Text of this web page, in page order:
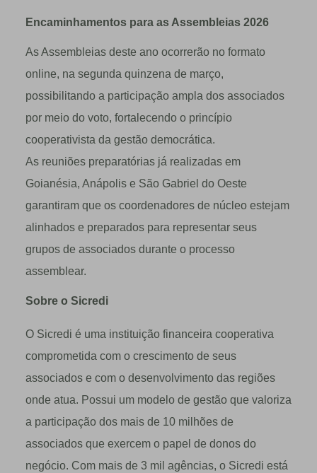
Encaminhamentos para as Assembleias 2026
As Assembleias deste ano ocorrerão no formato
online, na segunda quinzena de março,
possibilitando a participação ampla dos associados
por meio do voto, fortalecendo o princípio
cooperativista da gestão democrática.
As reuniões preparatórias já realizadas em
Goianésia, Anápolis e São Gabriel do Oeste
garantiram que os coordenadores de núcleo estejam
alinhados e preparados para representar seus
grupos de associados durante o processo
assemblear.
Sobre o Sicredi
O Sicredi é uma instituição financeira cooperativa
comprometida com o crescimento de seus
associados e com o desenvolvimento das regiões
onde atua. Possui um modelo de gestão que valoriza
a participação dos mais de 10 milhões de
associados que exercem o papel de donos do
negócio. Com mais de 3 mil agências, o Sicredi está